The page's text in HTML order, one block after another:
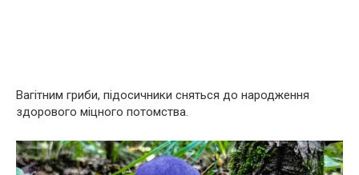
Вагітним гриби, підосичники сняться до народження
здорового міцного потомства.